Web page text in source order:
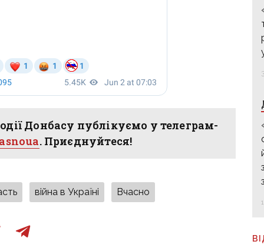
Донбасу публікуємо у телеграм-
. Приєднуйтеся!
війна в Україні Вчасно